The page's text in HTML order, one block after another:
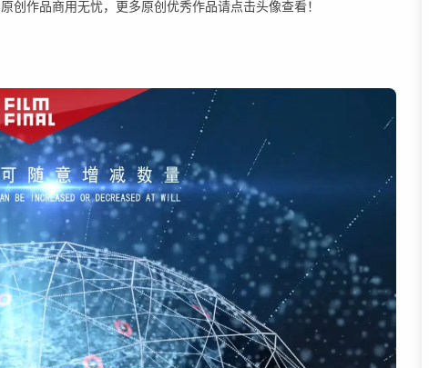
作品商用无忧，更多原创优秀作品请点击头像查看！